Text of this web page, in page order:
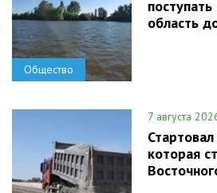
Общество
область
7 августа
которая